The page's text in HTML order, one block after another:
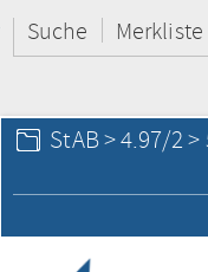
Suche Merkliste
StAB > 4.97/2